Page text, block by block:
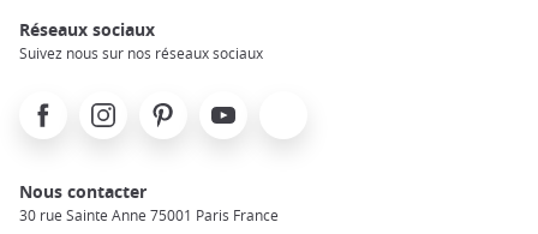
Réseaux sociaux
Suivez nous sur nos réseaux sociaux
FacebookInstagramPinterest Youtube
Nous contacter
30 rue Sainte Anne 75001 Paris France